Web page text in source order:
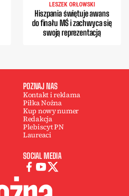
LESZEK ORŁOWSKI
Hiszpania świętuje awans
do finału MŚ i zachwyca się
swoją reprezentacją
POZNAJ NAS
Kontakt i reklama
Piłka Nożna
Kup nowy numer
Redakcja
Plebiscyt PN
Laureaci
SOCIAL MEDIA